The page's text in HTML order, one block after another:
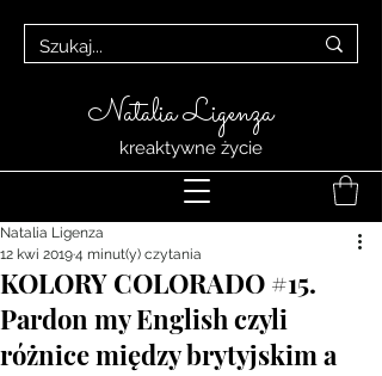
Natalia Ligenza
kreaktywne życie
KOLORY COLORADO #15.
Pardon my English czyli
różnice między brytyjskim a
Natalia Ligenza
12 kwi 20194 minut(y) czytania